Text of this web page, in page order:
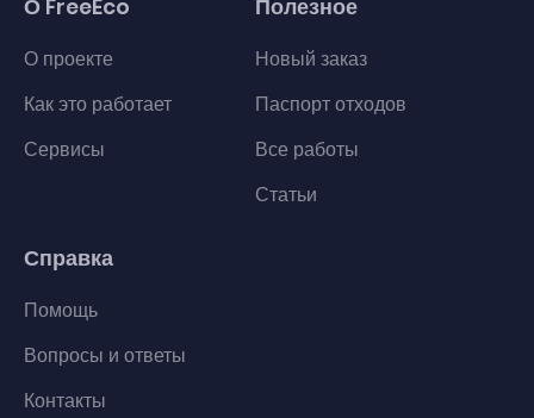
О FreeEco
О проекте
Как это работает
Сервисы
Полезное
Новый заказ
Паспорт отходов
Все работы
Статьи
Справка
Помощь
Вопросы и ответы
Контакты